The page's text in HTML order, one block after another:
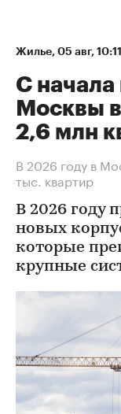
Жилье⁠, 05 авг, 10:11
С начала
Москвы
2,6 млн
В 2026 году в
тыс. квартир
В 2026 году
новых
которые
крупные